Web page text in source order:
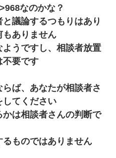
なのかな？
議論するつもりはあり
もありません
うですし、相談者放置
不要です
ば、あなたが相談者さ
してください
は相談者さんの判断で
ものではありません